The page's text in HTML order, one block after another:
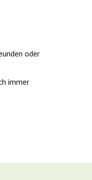
oder
immer